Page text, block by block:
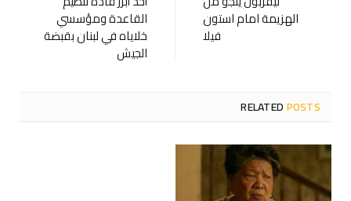
الهزيمة امام استون
فيلا
القاعدة ومؤسسي
خلاياه في لبنان بقبضة
الجيش
RELATEDPOSTS